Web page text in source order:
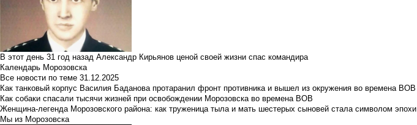
В этот день 31 год назад Александр Кирьянов ценой своей жизни спас командира
Календарь Морозовска
Все новости по теме 31.12.2025
Как танковый корпус Василия Баданова протаранил фронт противника и вышел из окружения во времена ВОВ
Как собаки спасали тысячи жизней при освобождении Морозовска во времена ВОВ
Женщина-легенда Морозовского района: как труженица тыла и мать шестерых сыновей стала символом эпохи
Мы из Морозовска